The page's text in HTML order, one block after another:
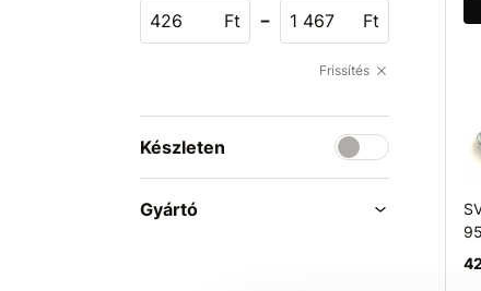
Ft - Ft
Frissítés
Készleten
Gyártó